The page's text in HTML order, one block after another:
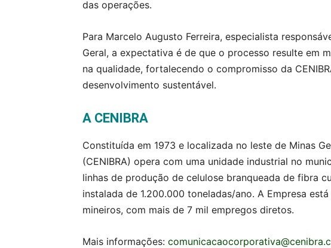
das operações.
Para Marcelo Augusto Ferreira, especialista
Geral, a expectativa é de que o processo resulte em
na qualidade, fortalecendo o compromisso da
desenvolvimento sustentável.
A CENIBRA
Constituída em 1973 e localizada no leste de Minas
(CENIBRA) opera com uma unidade industrial no
linhas de produção de celulose branqueada de fibra
instalada de 1.200.000 toneladas/ano. A Empresa
mineiros, com mais de 7 mil empregos diretos.
Mais informações: